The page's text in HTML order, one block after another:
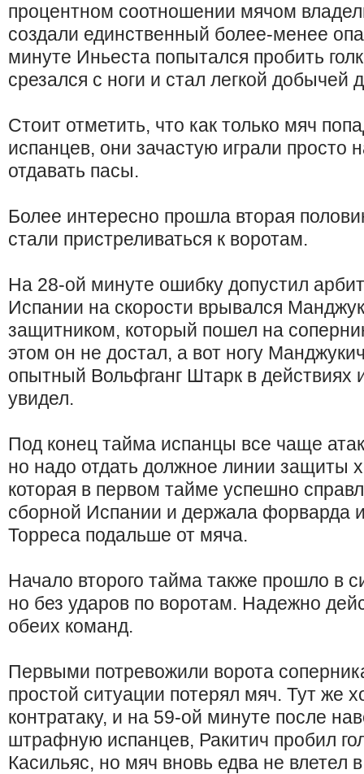
процентном соотношении мячом
создали единственный более-менее
минуте Иньеста попытался пробить
срезался с ноги и стал легкой добычей
Стоит отметить, что как только мяч
испанцев, они зачастую играли просто
отдавать пасы.
Более интересно прошла вторая
стали пристреливаться к воротам.
На 28-ой минуте ошибку допустил
Испании на скорости врывался
защитником, который пошел на
этом он не достал, а вот ногу
опытный Вольфганг Штарк в действиях
увидел.
Под конец тайма испанцы все чаще
но надо отдать должное линии защиты
которая в первом тайме успешно
сборной Испании и держала форварда
Торреса подальше от мяча.
Начало второго тайма также прошло в
но без ударов по воротам. Надежно
обеих команд.
Первыми потревожили ворота
простой ситуации потерял мяч. Тут же
контратаку, и на 59-ой минуте после
штрафную испанцев, Ракитич пробил
Касильяс, но мяч вновь едва не влетел